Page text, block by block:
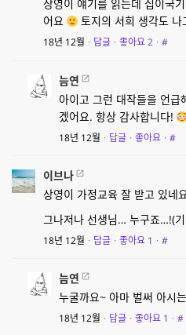
상영이 얘기를 읽는데 십이국
어요
토지의 서희 생각도 나
18년 12월 · 답글 · 좋아요2 · #
늠연
아이고 그런 대작들을 언
겠어요. 항상 감사합니다!
18년 12월 · 답글 · 좋아요 · #
이브나
상영이 가정교육 잘 받고 있네
그나저나 선생님… 누구죠…!(
18년 12월 · 답글 · 좋아요 1 · #
늠연
누굴까요~ 아마 벌써 아시
18년 12월 · 답글 · 좋아요 1 · #